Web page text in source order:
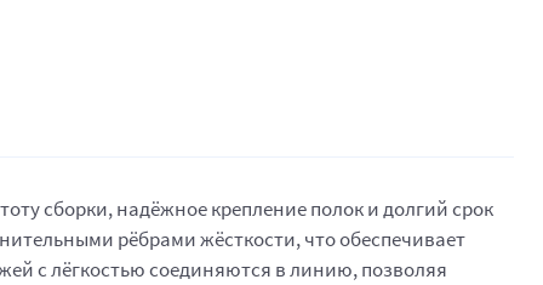
сборки, надёжное крепление полок и долгий срок
рёбрами жёсткости, что обеспечивает
с лёгкостью соединяются в линию, позволяя